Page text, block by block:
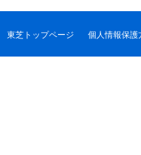
東芝トップページ 個人情報保護